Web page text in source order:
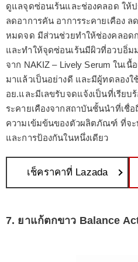
ดูแลจุดซ่อนเร้นและช่องคลอด ให้
ลดอาการคัน อาการระคายเคือง
หมดจด มีส่วนช่วยทำให้ช่องคลอด
และทำให้จุดซ่อนเร้นมีผิวที่อวบ
จาก NAKIZ – Lively Serum ในเ
มาแล้วเป็นอย่างดี และมีผู้ทดลองใ
อย.และมีเลขรับจดแจ้งเป็นที่เรียบ
ระคายเคืองจากสถาบันชั้นนำที่เชื่
ความเข้มข้นของตัวผลิตภัณฑ์ ที่จะ
และการป้องกันในหนึ่งเดียว
เช็คราคาที่ Lazada
7. ยาแก้ตกขาว Balance